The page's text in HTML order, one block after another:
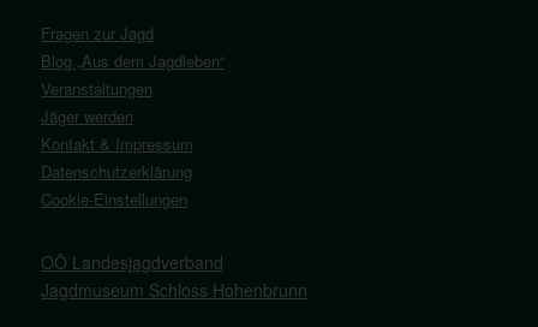
Fragen zur Jagd
Blog „Aus dem Jagdleben“
Veranstaltungen
Jäger werden
Kontakt & Impressum
Datenschutzerklärung
Cookie-Einstellungen
OÖ Landesjagdverband
Jagdmuseum Schloss Hohenbrunn